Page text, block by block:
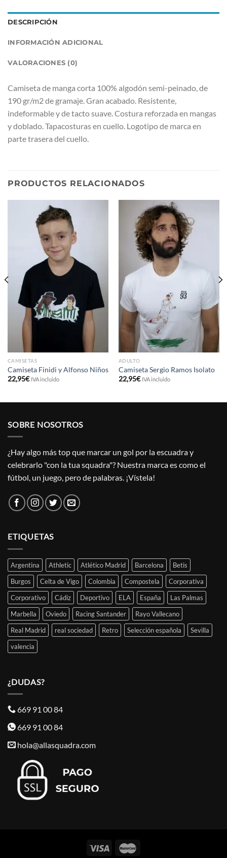
DESCRIPCIÓN
INFORMACIÓN ADICIONAL
VALORACIONES (0)
Camiseta de manga corta 100% algodón semi-peinado, de
190 gr/m2 de gramaje. Gran acabado. Resistente,
indeformable y de tacto suave. Costura reforzada en mangas
y doblado. Tapacosturas en cuello. Logotipo de marca en
parte trasera del cuello.
PRODUCTOS RELACIONADOS
CAMISETAS
Camiseta Finidi y Alfonso Niños
22,95€ IVA incluido
ADULTO
Camiseta Sergio Ramos Isolato
22,95€ IVA incluido
SOBRE NOSOTROS
¿Hay algo más top que marcar un gol por la escuadra y
celebrarlo "con la tua squadra"? Nuestra marca es como el
fútbol, un juego, pero de palabras. ¡Vístela!
ETIQUETAS
Argentina Athletic Atlético Madrid Barcelona
Betis
Burgos
Celta de Vigo Colombia Compostela
Corporativa
Corporativo
Cádiz Deportivo ELA España
Las Palmas
Marbella
Oviedo Racing Santander
Rayo Vallecano
Real Madrid
real sociedad Retro Selección española
Sevilla
valencia
¿DUDAS?
669 91 00 84
669 91 00 84
hola@allasquadra.com